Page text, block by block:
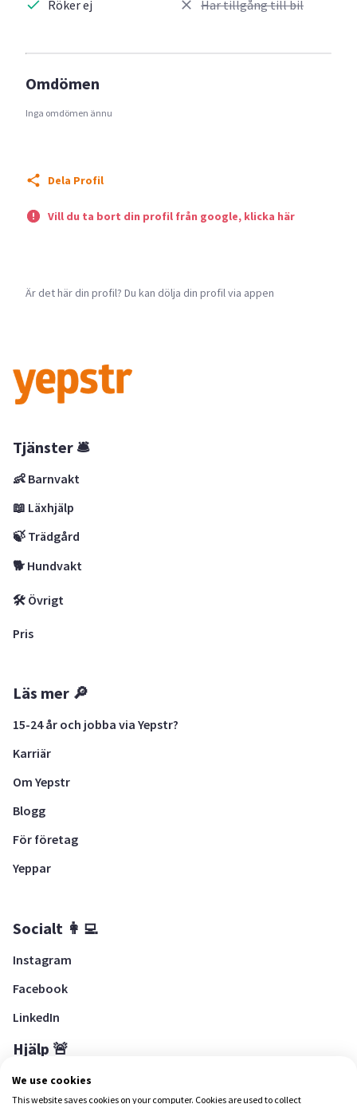
Röker ej Har tillgång till bil
Omdömen
Inga omdömen ännu
Dela Profil
Vill du ta bort din profil från google, klicka här
Är det här din profil? Du kan dölja din profil via appen
Tjänster 🛎
👶 Barnvakt
📖 Läxhjälp
🍃 Trädgård
🐕 Hundvakt
🛠 Övrigt
Pris
Läs mer 🔎
15-24 år och jobba via Yepstr?
Karriär
Om Yepstr
Blogg
För företag
Yeppar
Socialt 👩‍💻
Instagram
Facebook
LinkedIn
Hjälp 🚨
Hjälpcenter
We use cookies
This website saves cookies on your computer. Cookies are used to collect